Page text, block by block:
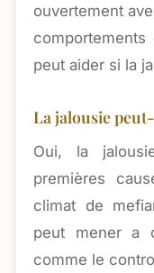
ouvertement
peut aider si la
La jalousie
Oui, la
premières
climat de
peut mener a
comme le